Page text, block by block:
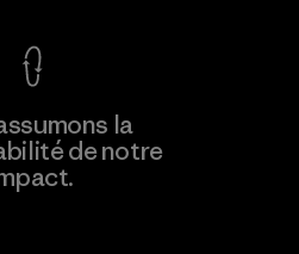
la
de notre